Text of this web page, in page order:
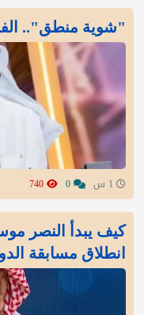
"شوية منطق"..
كيف يبدأ النصر
انطلاق مسابقة